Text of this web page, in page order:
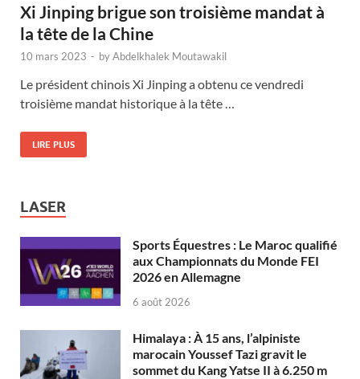
Xi Jinping brigue son troisième mandat à
la tête de la Chine
10 mars 2023 - byAbdelkhalek Moutawakil
Le président chinois Xi Jinping a obtenu ce vendredi
troisième mandat historique à la tête …
LIRE PLUS
LASER
Sports Équestres : Le Maroc qualifié
aux Championnats du Monde FEI
2026 en Allemagne
6 août 2026
Himalaya : À 15 ans, l’alpiniste
marocain Youssef Tazi gravit le
sommet du Kang Yatse II à 6.250 m